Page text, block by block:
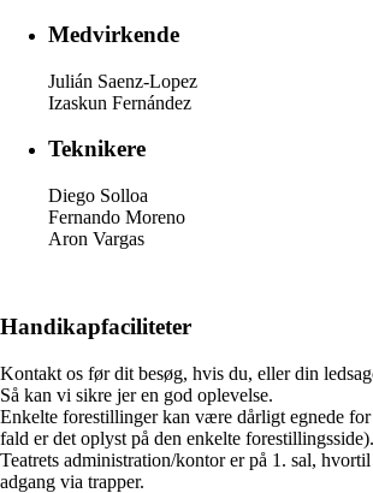
Medvirkende
Julián Saenz-Lopez
Izaskun Fernández
Teknikere
Diego Solloa
Fernando Moreno
Aron Vargas
Handikapfaciliteter
Kontakt os før dit besøg, hvis du, eller din
Så kan vi sikre jer en god oplevelse.
Enkelte forestillinger kan være dårligt egnede for
fald er det oplyst på den enkelte forestillingsside).
Teatrets administration/kontor er på 1. sal,
adgang via trapper.